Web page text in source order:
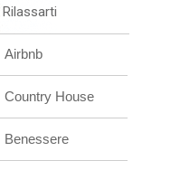
Rilassarti
Airbnb
Country House
Benessere